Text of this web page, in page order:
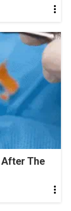
The